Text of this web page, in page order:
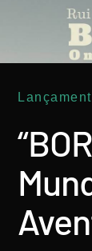
A
LER MAIS